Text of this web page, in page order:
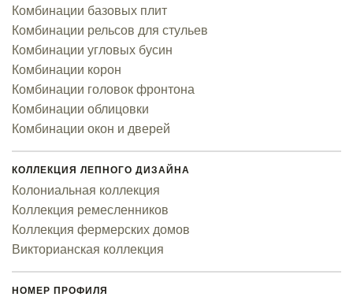
Комбинации базовых плит
Комбинации рельсов для стульев
Комбинации угловых бусин
Комбинации корон
Комбинации головок фронтона
Комбинации облицовки
Комбинации окон и дверей
КОЛЛЕКЦИЯ ЛЕПНОГО ДИЗАЙНА
Колониальная коллекция
Коллекция ремесленников
Коллекция фермерских домов
Викторианская коллекция
НОМЕР ПРОФИЛЯ